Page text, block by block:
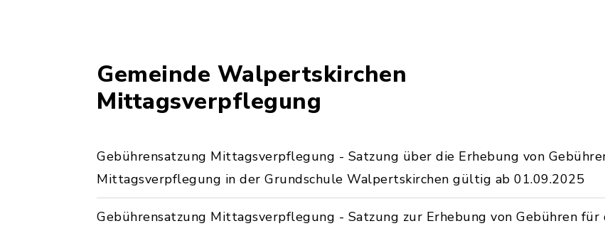
Gemeinde Walpertskirchen
Mittagsverpflegung
Gebührensatzung Mittagsverpflegung - Satzung über die Erhebung von
Mittagsverpflegung in der Grundschule Walpertskirchen gültig ab 01.09.2025
Gebührensatzung Mittagsverpflegung - Satzung zur Erhebung von Gebühren für